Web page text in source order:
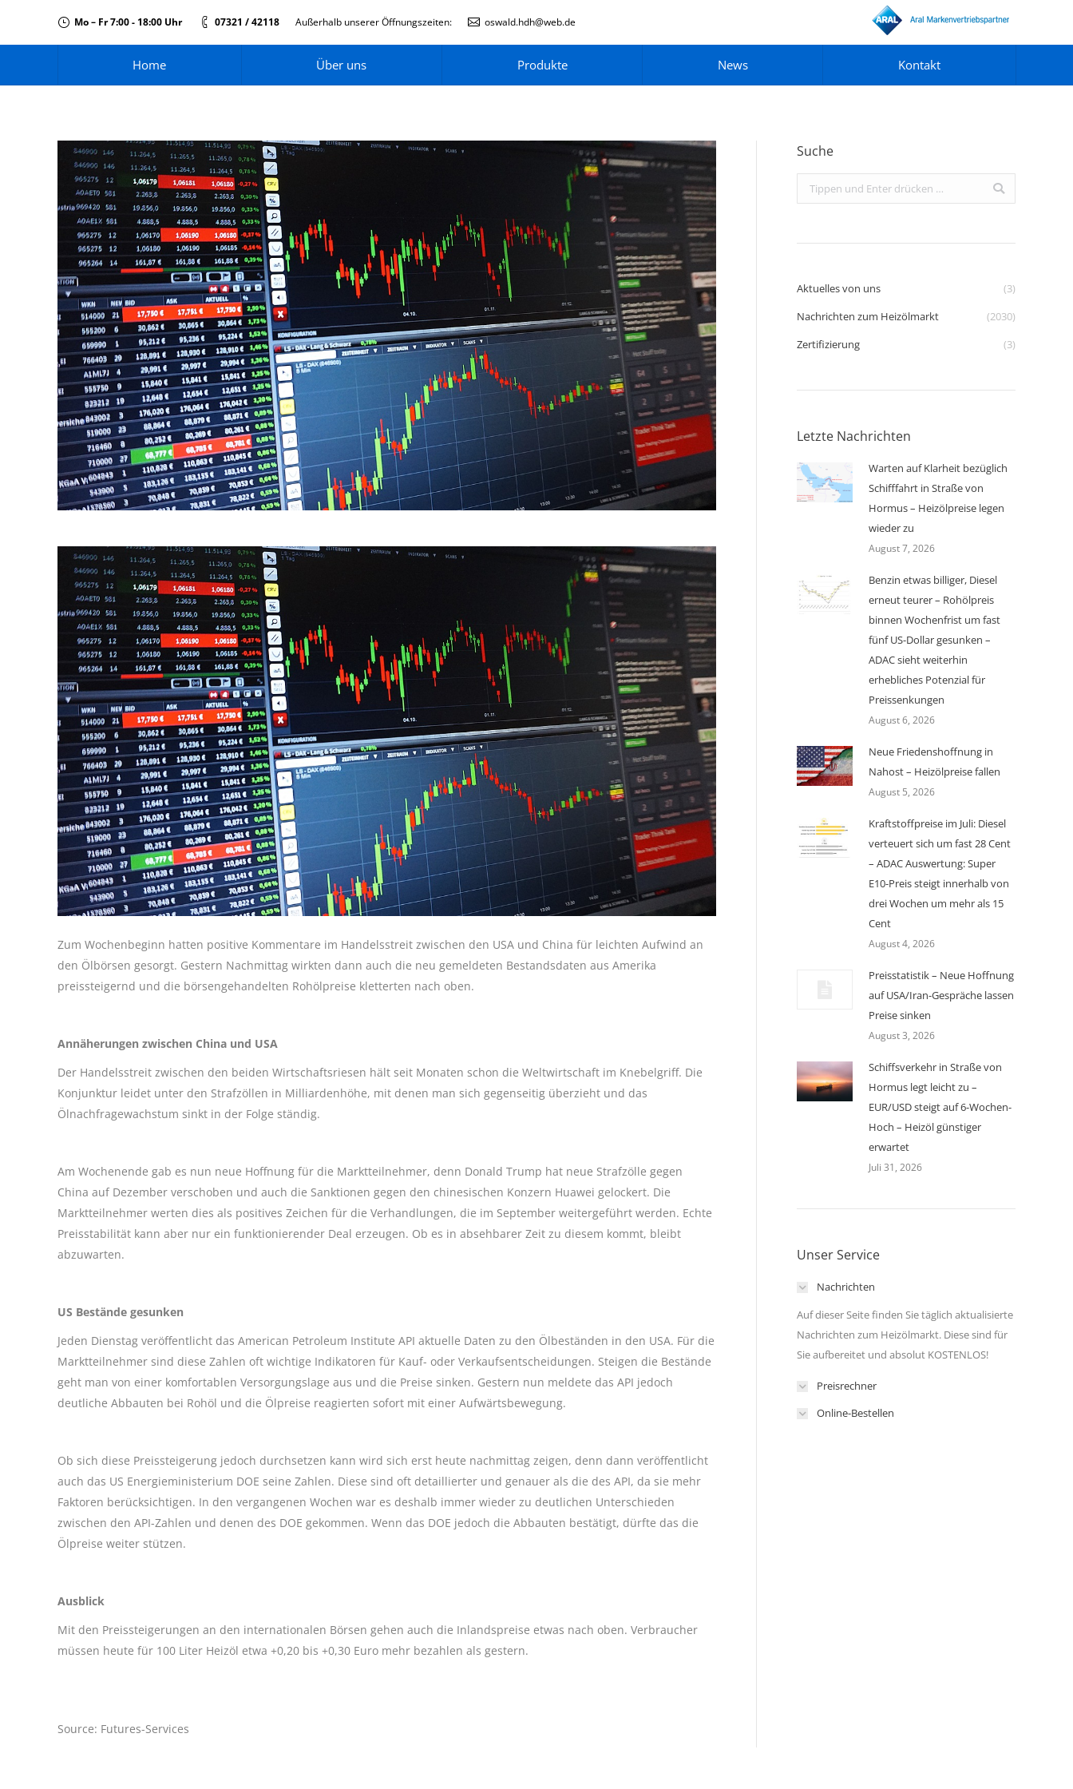
Mo – Fr 7:00 - 18:00 Uhr 07321 / 42118 Außerhalb unserer Öffnungszeiten: oswald.hdh@web.de
Home Über uns Produkte News Kontakt
Zum Wochenbeginn hatten positive Kommentare im Handelsstreit zwischen den USA und China für leichten Aufwind an
den Ölbörsen gesorgt. Gestern Nachmittag wirkten dann auch die neu gemeldeten Bestandsdaten aus Amerika
preissteigernd und die börsengehandelten Rohölpreise kletterten nach oben.
Annäherungen zwischen China und USA
Der Handelsstreit zwischen den beiden Wirtschaftsriesen hält seit Monaten schon die Weltwirtschaft im Knebelgriff. Die
Konjunktur leidet unter den Strafzöllen in Milliardenhöhe, mit denen man sich gegenseitig überzieht und das
Ölnachfragewachstum sinkt in der Folge ständig.
Am Wochenende gab es nun neue Hoffnung für die Marktteilnehmer, denn Donald Trump hat neue Strafzölle gegen
China auf Dezember verschoben und auch die Sanktionen gegen den chinesischen Konzern Huawei gelockert. Die
Marktteilnehmer werten dies als positives Zeichen für die Verhandlungen, die im September weitergeführt werden. Echte
Preisstabilität kann aber nur ein funktionierender Deal erzeugen. Ob es in absehbarer Zeit zu diesem kommt, bleibt
abzuwarten.
US Bestände gesunken
Jeden Dienstag veröffentlicht das American Petroleum Institute API aktuelle Daten zu den Ölbeständen in den USA. Für die
Marktteilnehmer sind diese Zahlen oft wichtige Indikatoren für Kauf- oder Verkaufsentscheidungen. Steigen die Bestände
geht man von einer komfortablen Versorgungslage aus und die Preise sinken. Gestern nun meldete das API jedoch
deutliche Abbauten bei Rohöl und die Ölpreise reagierten sofort mit einer Aufwärtsbewegung.
Ob sich diese Preissteigerung jedoch durchsetzen kann wird sich erst heute nachmittag zeigen, denn dann veröffentlicht
auch das US Energieministerium DOE seine Zahlen. Diese sind oft detaillierter und genauer als die des API, da sie mehr
Faktoren berücksichtigen. In den vergangenen Wochen war es deshalb immer wieder zu deutlichen Unterschieden
zwischen den API-Zahlen und denen des DOE gekommen. Wenn das DOE jedoch die Abbauten bestätigt, dürfte das die
Ölpreise weiter stützen.
Ausblick
Mit den Preissteigerungen an den internationalen Börsen gehen auch die Inlandspreise etwas nach oben. Verbraucher
müssen heute für 100 Liter Heizöl etwa +0,20 bis +0,30 Euro mehr bezahlen als gestern.
Source: Futures-Services
Suche
Search:
Aktuelles von uns
(3)
Nachrichten zum Heizölmarkt
(2030)
Zertifizierung
(3)
Letzte Nachrichten
Warten auf Klarheit bezüglich
Schifffahrt in Straße von
Hormus – Heizölpreise legen
wieder zu
August 7, 2026
Benzin etwas billiger, Diesel
erneut teurer – Rohölpreis
binnen Wochenfrist um fast
fünf US-Dollar gesunken –
ADAC sieht weiterhin
erhebliches Potenzial für
Preissenkungen
August 6, 2026
Neue Friedenshoffnung in
Nahost – Heizölpreise fallen
August 5, 2026
Kraftstoffpreise im Juli: Diesel
verteuert sich um fast 28 Cent
– ADAC Auswertung: Super
E10-Preis steigt innerhalb von
drei Wochen um mehr als 15
Cent
August 4, 2026
Preisstatistik – Neue Hoffnung
auf USA/Iran-Gespräche lassen
Preise sinken
August 3, 2026
Schiffsverkehr in Straße von
Hormus legt leicht zu –
EUR/USD steigt auf 6-Wochen-
Hoch – Heizöl günstiger
erwartet
Juli 31, 2026
Unser Service
Nachrichten
Auf dieser Seite finden Sie täglich aktualisierte
Nachrichten zum Heizölmarkt. Diese sind für
Sie aufbereitet und absolut KOSTENLOS!
Preisrechner
Online-Bestellen